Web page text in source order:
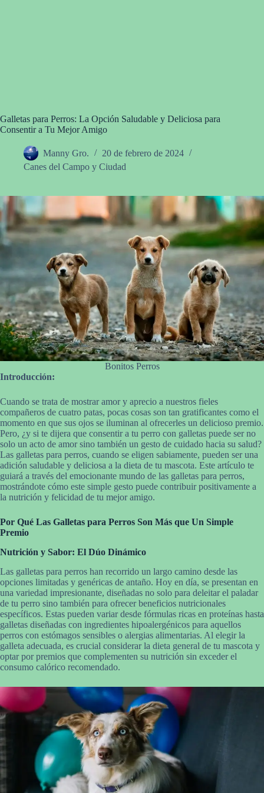
Galletas para Perros: La Opción Saludable y Deliciosa para
Consentir a Tu Mejor Amigo
Manny Gro.
20 de febrero de 2024
Canes del Campo y Ciudad
Bonitos Perros
Introducción:
Cuando se trata de mostrar amor y aprecio a nuestros fieles
compañeros de cuatro patas, pocas cosas son tan gratificantes como el
momento en que sus ojos se iluminan al ofrecerles un delicioso premio.
Pero, ¿y si te dijera que consentir a tu perro con galletas puede ser no
solo un acto de amor sino también un gesto de cuidado hacia su salud?
Las galletas para perros, cuando se eligen sabiamente, pueden ser una
adición saludable y deliciosa a la dieta de tu mascota. Este artículo te
guiará a través del emocionante mundo de las galletas para perros,
mostrándote cómo este simple gesto puede contribuir positivamente a
la nutrición y felicidad de tu mejor amigo.
Por Qué Las Galletas para Perros Son Más que Un Simple
Premio
Nutrición y Sabor: El Dúo Dinámico
Las galletas para perros han recorrido un largo camino desde las
opciones limitadas y genéricas de antaño. Hoy en día, se presentan en
una variedad impresionante, diseñadas no solo para deleitar el paladar
de tu perro sino también para ofrecer beneficios nutricionales
específicos. Estas pueden variar desde fórmulas ricas en proteínas hasta
galletas diseñadas con ingredientes hipoalergénicos para aquellos
perros con estómagos sensibles o alergias alimentarias. Al elegir la
galleta adecuada, es crucial considerar la dieta general de tu mascota y
optar por premios que complementen su nutrición sin exceder el
consumo calórico recomendado.